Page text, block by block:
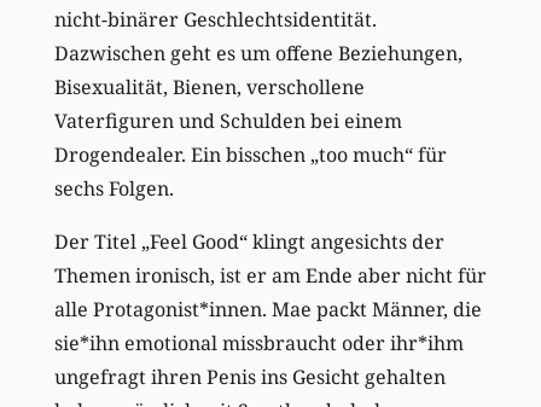
nicht-binärer Geschlechtsidentität.
Dazwischen geht es um offene Beziehungen,
Bisexualität, Bienen, verschollene
Vaterfiguren und Schulden bei einem
Drogendealer. Ein bisschen „too much“ für
sechs Folgen.
Der Titel „Feel Good“ klingt angesichts der
Themen ironisch, ist er am Ende aber nicht für
alle Protagonist*innen. Mae packt Männer, die
sie*ihn emotional missbraucht oder ihr*ihm
ungefragt ihren Penis ins Gesicht gehalten